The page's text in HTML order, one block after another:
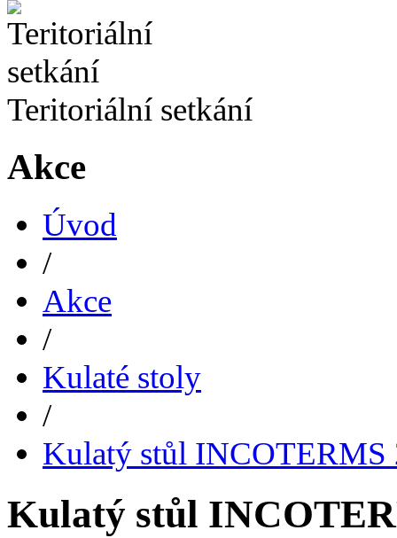
Teritoriální setkání
Akce
Úvod
/
Akce
/
Kulaté stoly
/
Kulatý stůl INCOTERMS
Kulatý stůl